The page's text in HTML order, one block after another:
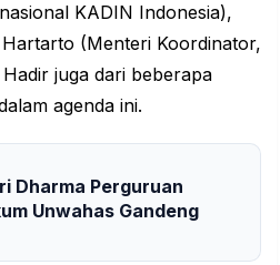
KADIN Indonesia),
(Menteri Koordinator,
juga dari beberapa
agenda ini.
Dharma Perguruan
Unwahas Gandeng